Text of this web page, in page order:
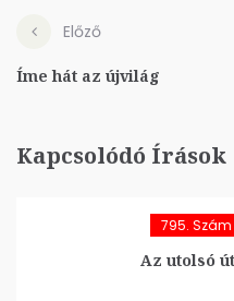
Előző
Íme hát az újvilág
Kapcsolódó Írások
795. Szám
Az utolsó